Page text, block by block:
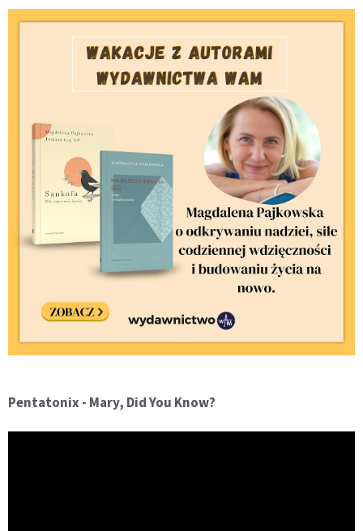
Pentatonix - Mary, Did You Know?